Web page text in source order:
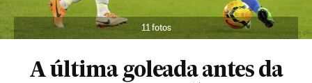
11 fotos
A última goleada antes da